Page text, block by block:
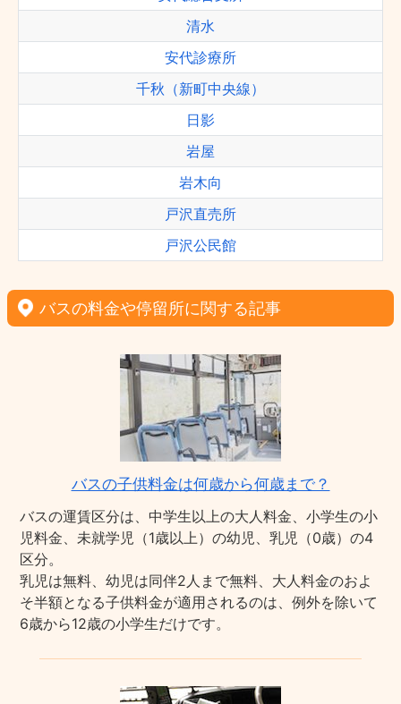
清水
安代診療所
千秋（新町中央線）
日影
岩屋
岩木向
戸沢直売所
戸沢公民館
バスの料金や停留所に関する記事
バスの子供料金は何歳から何歳まで？
バスの運賃区分は、中学生以上の大人料金、小学生の小
児料金、未就学児（1歳以上）の幼児、乳児（0歳）の4
区分。
乳児は無料、幼児は同伴2人まで無料、大人料金のおよ
そ半額となる子供料金が適用されるのは、例外を除いて
6歳から12歳の小学生だけです。